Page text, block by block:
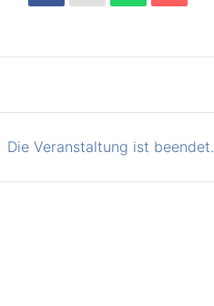
Die Veranstaltung ist beendet.